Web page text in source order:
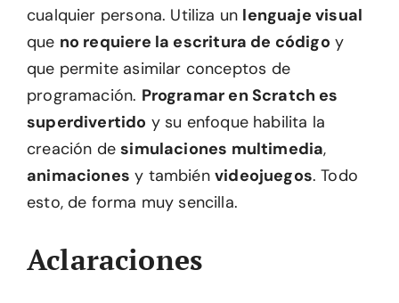
cualquier persona. Utiliza un lenguaje visual
que no requiere la escritura de código y
que permite asimilar conceptos de
programación. Programar en Scratch es
superdivertido y su enfoque habilita la
creación desimulaciones multimedia,
animaciones y también videojuegos. Todo
esto, de forma muy sencilla.
Aclaraciones